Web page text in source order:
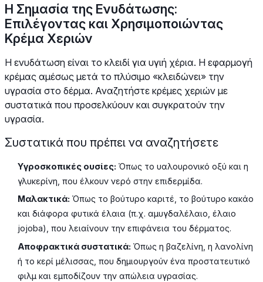
Η Σημασία της Ενυδάτωσης:
Επιλέγοντας και Χρησιμοποιώντας
Κρέμα Χεριών
Η ενυδάτωση είναι το κλειδί για υγιή χέρια. Η εφαρμογή
κρέμας αμέσως μετά το πλύσιμο «κλειδώνει» την
υγρασία στο δέρμα. Αναζητήστε κρέμες χεριών με
συστατικά που προσελκύουν και συγκρατούν την
υγρασία.
Συστατικά που πρέπει να αναζητήσετε
Υγροσκοπικές ουσίες: Όπως το υαλουρονικό οξύ και η
γλυκερίνη, που έλκουν νερό στην επιδερμίδα.
Μαλακτικά: Όπως το βούτυρο καριτέ, το βούτυρο κακάο
και διάφορα φυτικά έλαια (π.χ. αμυγδαλέλαιο, έλαιο
jojoba), που λειαίνουν την επιφάνεια του δέρματος.
Αποφρακτικά συστατικά: Όπως η βαζελίνη, η λανολίνη
ή το κερί μέλισσας, που δημιουργούν ένα προστατευτικό
φιλμ και εμποδίζουν την απώλεια υγρασίας.